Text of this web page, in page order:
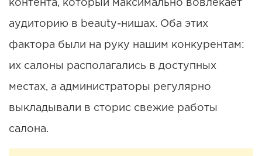
контента, который максимально вовлекает
аудиторию в beauty-нишах. Оба этих
фактора были на руку нашим конкурентам:
их салоны располагались в доступных
местах, а администраторы регулярно
выкладывали в сторис свежие работы
салона.